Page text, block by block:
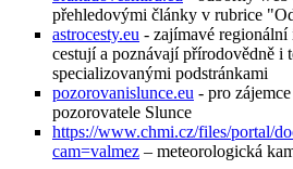
přehledovými články v rubrice
astrocesty.eu - zajímavé
cestují a poznávají přírodovědně i
specializovanými podstránkami
pozorovanislunce.eu - pro
pozorovatele Slunce
https://www.chmi.cz/files/portal/
cam=valmez – meteorologická